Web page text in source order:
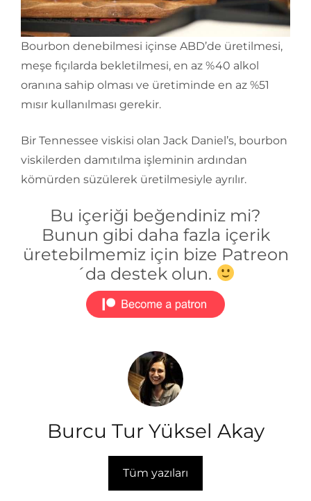
Bourbon denebilmesi içinse ABD’de üretilmesi,
meşe fıçılarda bekletilmesi, en az %40 alkol
oranına sahip olması ve üretiminde en az %51
mısır kullanılması gerekir.
Bir Tennessee viskisi olan Jack Daniel’s, bourbon
viskilerden damıtılma işleminin ardından
kömürden süzülerek üretilmesiyle ayrılır.
Bu içeriği beğendiniz mi?
Bunun gibi daha fazla içerik
üretebilmemiz için bize Patreon
´da destek olun.
Burcu Tur Yüksel Akay
Tüm yazıları